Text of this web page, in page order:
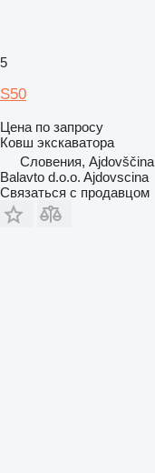
5
S50
Цена по запросу
Ковш экскаватора
Словения, Ajdovščina
Balavto d.o.o. Ajdovscina
Связаться с продавцом